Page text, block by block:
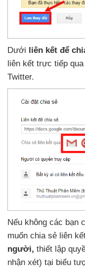
Dưới liên kết để
liên kết trực tiếp qua
Twitter.
Nếu không các bạn
muốn chia sẻ liên
người, thiết lập
nhận xét) tại biểu